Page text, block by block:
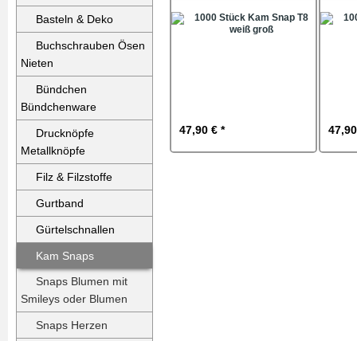
Basteln & Deko
Buchschrauben Ösen
Nieten
Bündchen
Bündchenware
Drucknöpfe
Metallknöpfe
Filz & Filzstoffe
Gurtband
Gürtelschnallen
Kam Snaps
Snaps Blumen mit
Smileys oder Blumen
Snaps Herzen
47,90 € *